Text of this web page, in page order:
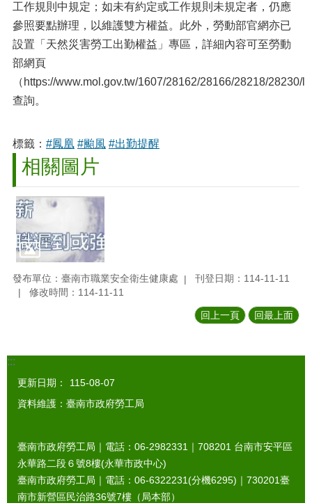
工作規則中規定；如未有約定或工作規則未規定者，仍應
參照要點辦理，以維護雙方權益。此外，勞動部官網亦已
設置「天然災害勞工出勤權益」專區，詳細內容可至勞動
部網頁
（https://www.mol.gov.tw/1607/28162/28166/28218/28230/
查詢。
標籤： #鳳凰 #颱風 #出勤提醒
相關圖片
發布單位：臺南市職業安全衛生健康處
刊登日期：114-11-11
修改時間：114-11-11
回上一頁 回最上面
:::
更新日期：
115-08-07
資料維護：臺南市政府勞工局
臺南市政府勞工局｜電話：06-2982331｜ 708201 台南市安平區
永華路二段６號8樓(永華市政中心)
臺南市政府勞工局｜電話：06-6322231(分機6295)｜ 730201臺
南市新營區民治路36號7樓（局本部）